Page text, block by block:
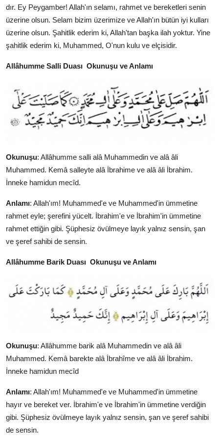
dır. Ey Peygamber! Allah'ın selamı, rahmet ve bereketleri senin
üzerine olsun. Selam bizim üzerimize ve Allah'ın bütün iyi kulları
üzerine olsun. Şahitlik ederim ki, Allah'tan başka ilah yoktur. Yine
şahitlik ederim ki, Muhammed, O'nun kulu ve elçisidir.
Allâhumme Salli Duası Okunuşu ve Anlamı
Okunuşu: Allâhumme salli alâ Muhammedin ve alâ âli
Muhammed. Kemâ salleyte alâ İbrahime ve alâ âli İbrahim.
İnneke hamidun mecîd.
Anlamı: Allah'ım! Muhammed'e ve Muhammed'in ümmetine
rahmet eyle; şerefini yücelt. İbrahim'e ve İbrahim'in ümmetine
rahmet ettiğin gibi. Şüphesiz övülmeye layık yalnız sensin, şan
ve şeref sahibi de sensin.
Allâhumme Barik Duası Okunuşu ve Anlamı
Okunuşu: Allâhumme barik alâ Muhammedin ve alâ âli
Muhammed. Kemâ barekte alâ İbrahîme ve alâ âli İbrahim.
İnneke hamidun mecîd
Anlamı: Allah'ım! Muhammed'e ve Muhammed'in ümmetine
hayır ve bereket ver. İbrahim'e ve İbrahim'in ümmetine verdiğin
gibi. Şüphesiz övülmeye layık yalnız sensin, şan ve şeref sahibi
de sensin.